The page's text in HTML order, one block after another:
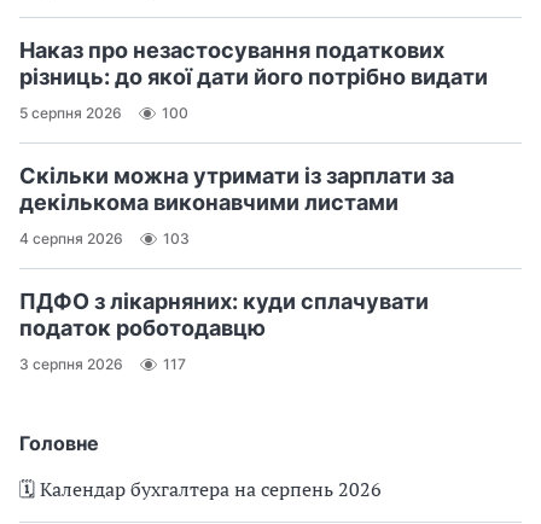
Головне
🗓️ Календар бухгалтера на серпень 2026
Наказ про незастосування податкових
різниць: до якої дати його потрібно видати
5 серпня 2026 100
Скільки можна утримати із зарплати за
декількома виконавчими листами
4 серпня 2026 103
ПДФО з лікарняних: куди сплачувати
податок роботодавцю
3 серпня 2026 117